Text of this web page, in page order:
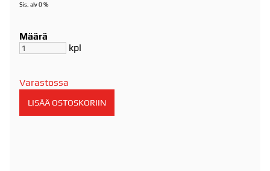
Sis. alv 0 %
Määrä
kpl
Varastossa